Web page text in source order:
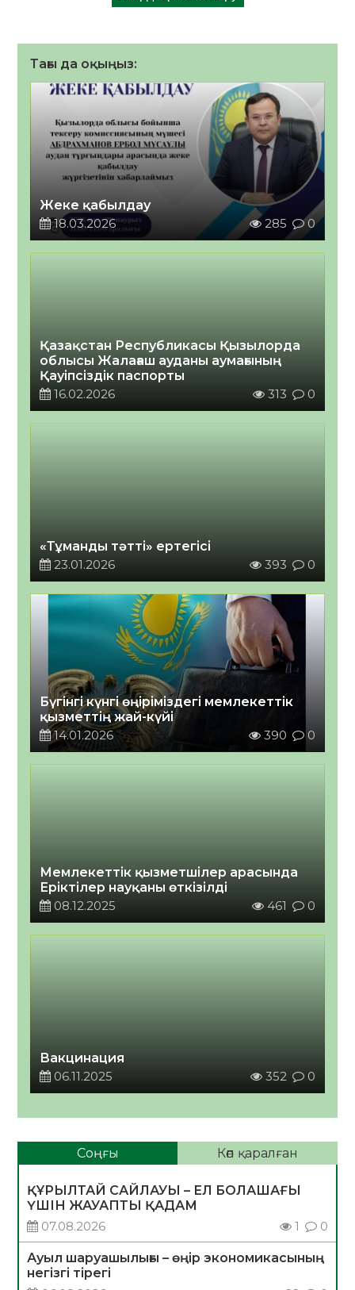
Тағы да оқыңыз:
Жеке қабылдау
18.03.2026
285 0
Қазақстан Республикасы Қызылорда
облысы Жалағаш ауданы аумағының
Қауіпсіздік паспорты
16.02.2026
313 0
«Тұманды тәтті» ертегісі
23.01.2026
393 0
Бүгінгі күнгі өңіріміздегі мемлекеттік
қызметтің жай-күйі
14.01.2026
390 0
Мемлекеттік қызметшілер арасында
Еріктілер науқаны өткізілді
08.12.2025
461 0
Вакцинация
06.11.2025
352 0
Соңғы Көп қаралған
ҚҰРЫЛТАЙ САЙЛАУЫ – ЕЛ БОЛАШАҒЫ
ҮШІН ЖАУАПТЫ ҚАДАМ
07.08.2026
1 0
Ауыл шаруашылығы – өңір экономикасының
негізгі тірегі